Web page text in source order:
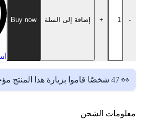
-
+ إضافة إلى السلة Buy now
👀 47 شخصًا قاموا بزيارة هذا المنتج مؤخراً
معلومات الشحن